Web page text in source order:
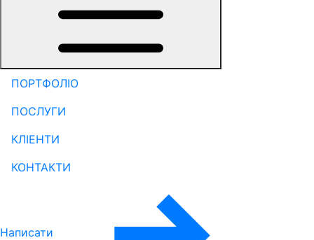
ПОРТФОЛІО
ПОСЛУГИ
КЛІЕНТИ
КОНТАКТИ
Написати